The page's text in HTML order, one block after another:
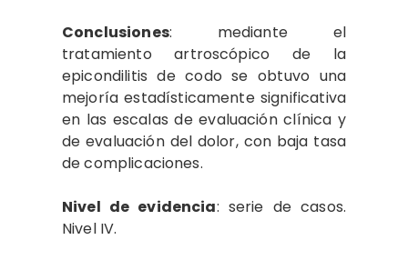
Conclusiones: mediante el
tratamiento artroscópico de la
epicondilitis de codo se obtuvo una
mejoría estadísticamente significativa
en las escalas de evaluación clínica y
de evaluación del dolor, con baja tasa
de complicaciones.
Nivel de evidencia: serie de casos.
Nivel IV.